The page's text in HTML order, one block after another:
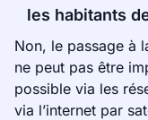
les habitants
Non, le passage à
ne peut pas être
possible via les
via l’internet par